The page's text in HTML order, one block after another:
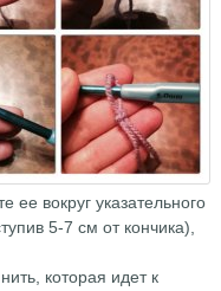
ее вокруг указательного
5-7 см от кончика),
которая идет к